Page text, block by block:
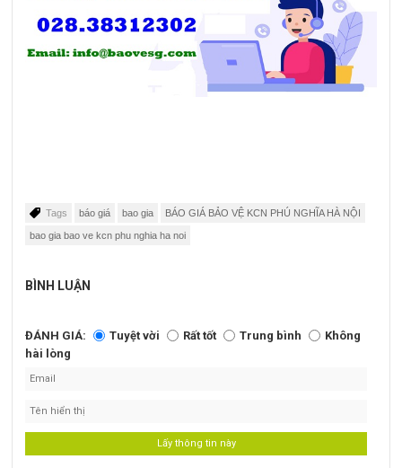
Tags báo giá bao gia BÁO GIÁ BẢO VỆ KCN PHÚ NGHĨA HÀ NỘI
bao gia bao ve kcn phu nghia ha noi
BÌNH LUẬN
ĐÁNH GIÁ: Tuyệt vời Rất tốt Trung bình
Không
hài lòng